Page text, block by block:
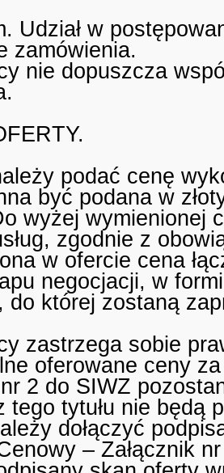
Udział w
zamówienia.
nie dopuszcza
podać cenę
być podana w
wyżej wymienionej
zgodnie z
w ofercie cena
negocjacji, w
do której zostaną
zastrzega sobie
oferowane ceny
nr 2 do SIWZ
tego tytułu nie będą
dołączyć
– Załącznik